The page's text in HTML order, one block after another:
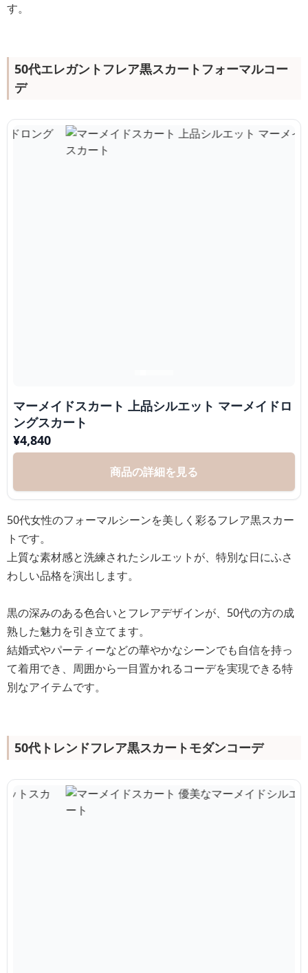
す。
50代エレガントフレア黒スカートフォーマルコー
デ
マーメイドスカート 上品シルエット マーメイドロ
ングスカート
¥4,840
商品の詳細を見る
50代女性のフォーマルシーンを美しく彩るフレア黒スカー
トです。
上質な素材感と洗練されたシルエットが、特別な日にふさ
わしい品格を演出します。
黒の深みのある色合いとフレアデザインが、50代の方の成
熟した魅力を引き立てます。
結婚式やパーティーなどの華やかなシーンでも自信を持っ
て着用でき、周囲から一目置かれるコーデを実現できる特
別なアイテムです。
50代トレンドフレア黒スカートモダンコーデ